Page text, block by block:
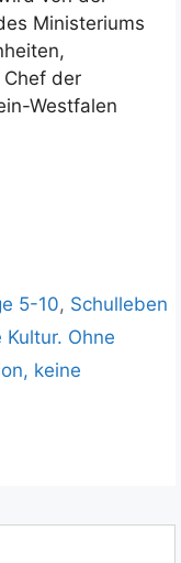
Ministeriums
der
Westfalen
5-10, Schulleben
Kultur. Ohne
keine